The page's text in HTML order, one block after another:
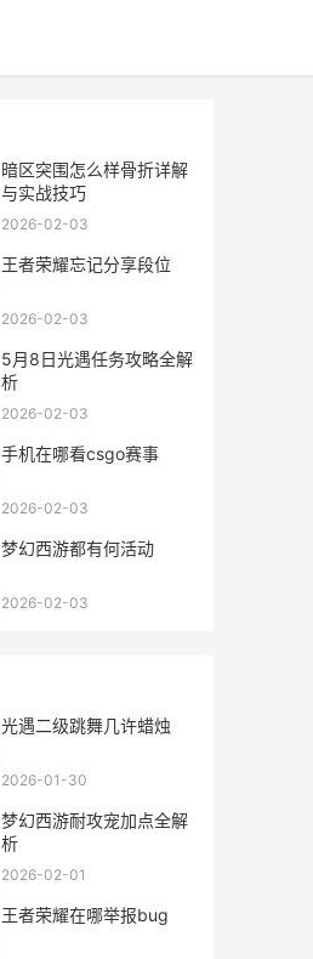
暗区突围怎么样骨折详解
与实战技巧
2026-02-03
王者荣耀忘记分享段位
2026-02-03
5月8日光遇任务攻略全解
析
2026-02-03
手机在哪看csgo赛事
2026-02-03
梦幻西游都有何活动
2026-02-03
光遇二级跳舞几许蜡烛
2026-01-30
梦幻西游耐攻宠加点全解
析
2026-02-01
王者荣耀在哪举报bug